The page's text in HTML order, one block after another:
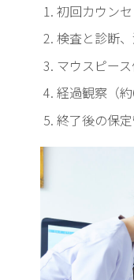
初回カウン
検査と診断
マウスピー
経過観察（
終了後の保